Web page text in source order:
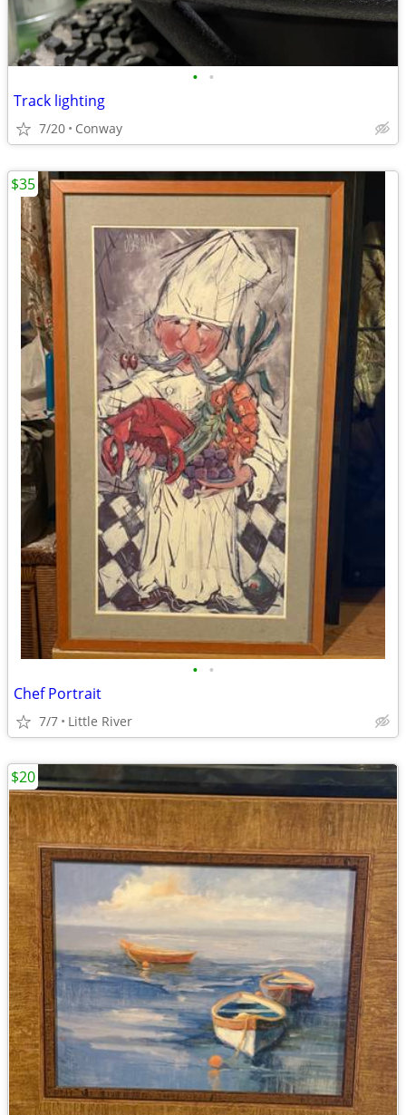
• •
Track lighting
7/20 Conway
• •
Chef Portrait
7/7 Little River
$35
$20